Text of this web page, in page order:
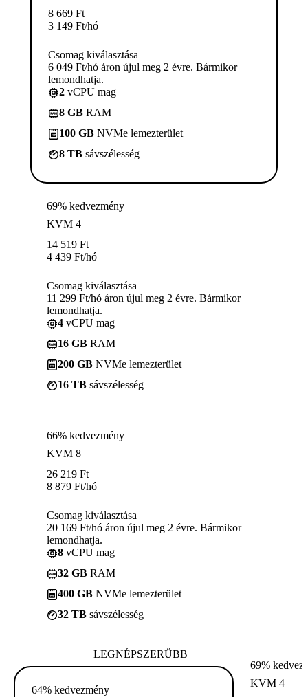
8 669 Ft
3 149 Ft/hó
Csomag kiválasztása
6 049 Ft/hó áron újul meg 2 évre. Bármikor
lemondhatja.
2 vCPU mag
8 GB RAM
100 GB NVMe lemezterület
8 TB sávszélesség
69% kedvezmény
KVM 4
14 519 Ft
4 439 Ft/hó
Csomag kiválasztása
11 299 Ft/hó áron újul meg 2 évre. Bármikor
lemondhatja.
4 vCPU mag
16 GB RAM
200 GB NVMe lemezterület
16 TB sávszélesség
66% kedvezmény
KVM 8
26 219 Ft
8 879 Ft/hó
Csomag kiválasztása
20 169 Ft/hó áron újul meg 2 évre. Bármikor
lemondhatja.
8 vCPU mag
32 GB RAM
400 GB NVMe lemezterület
32 TB sávszélesség
LEGNÉPSZERŰBB
64% kedvezmény
69%
KVM 4